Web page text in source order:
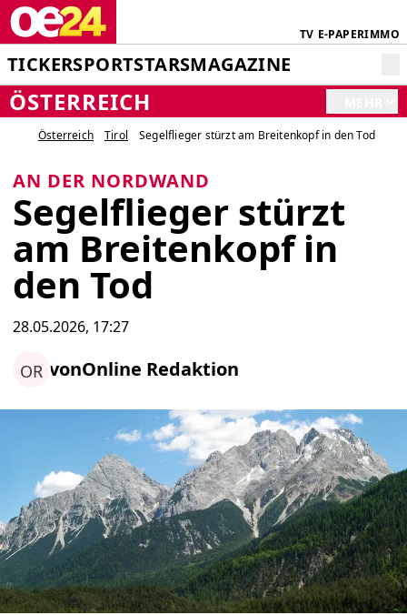
TV E-PAPERIMMO
TICKERSPORTSTARSMAGAZINE
ÖSTERREICH
Österreich Tirol Segelflieger stürzt am Breitenkopf in den Tod
AN DER NORDWAND
Segelflieger stürzt
am Breitenkopf in
den Tod
28.05.2026, 17:27
OR vonOnline Redaktion